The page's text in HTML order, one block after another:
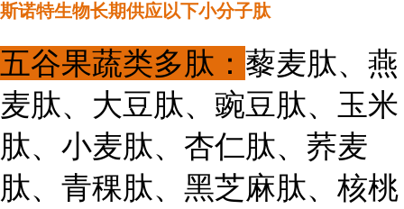
斯诺特生物长期供应以下小分子肽
五谷果蔬类多肽： 藜麦肽、燕
麦肽、大豆肽、豌豆肽、玉米
肽、小麦肽、杏仁肽、荞麦
肽、青稞肽、黑芝麻肽、核桃